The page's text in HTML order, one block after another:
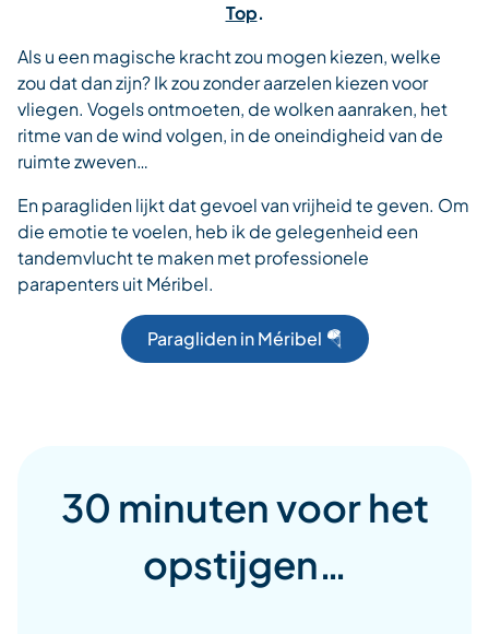
Top.
Als u een magische kracht zou mogen kiezen, welke
zou dat dan zijn? Ik zou zonder aarzelen kiezen voor
vliegen. Vogels ontmoeten, de wolken aanraken, het
ritme van de wind volgen, in de oneindigheid van de
ruimte zweven…
En paragliden lijkt dat gevoel van vrijheid te geven. Om
die emotie te voelen, heb ik de gelegenheid een
tandemvlucht te maken met professionele
parapenters uit Méribel.
Paragliden in Méribel 🪂
30 minuten voor het
opstijgen…